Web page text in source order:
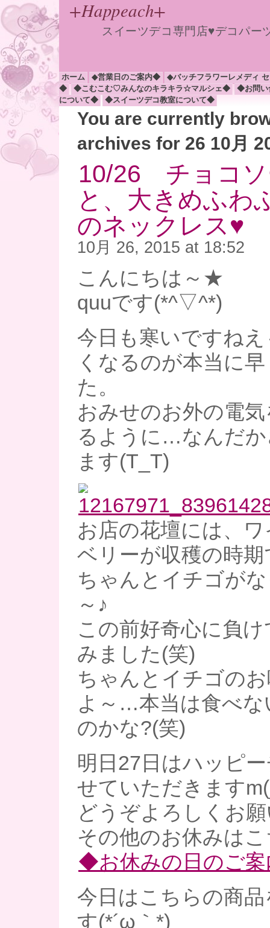
+Happeach+
スイーツデコ専門店♥デコパ
ホーム ◆営業日のご案内◆
◆バッチフラワーレメディ
◆
◆こむこむ♡みんなのキラキラ☆マルシェ◆
◆お問
について◆
◆スイーツデコ教室について◆
You are currently
archives for 26 10月
10/26 チョコソ
と、大きめふわ
のネックレス♥
10月 26, 2015 at 18:52
こんにちは～★
quuです(*^▽^*)
今日も寒いですね
くなるのが本当に
た。
おみせのお外の電
るように…なんだ
ます(T_T)
お店の花壇には、
ベリーが収穫の時期
ちゃんとイチゴが
～♪
この前好奇心に負
みました(笑)
ちゃんとイチゴの
よ～…本当は食べな
のかな?(笑)
明日27日はハッピ
せていただきます
どうぞよろしくお
その他のお休みは
◆お休みの日のご
今日はこちらの商
す(*´ω｀*)